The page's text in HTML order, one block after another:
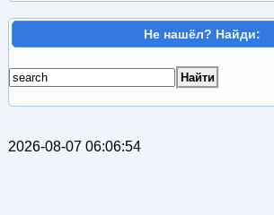
Не нашёл? Найди:
2026-08-07 06:06:54